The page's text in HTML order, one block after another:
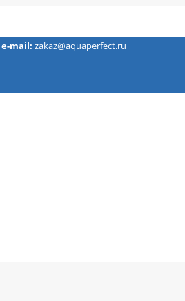
e-mail: zakaz@aquaperfect.ru